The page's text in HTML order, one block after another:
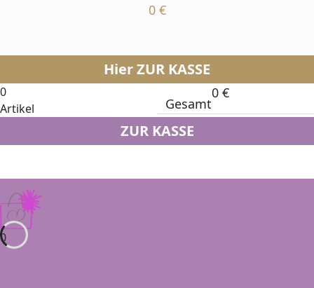
0 €
Hier ZUR KASSE
0
Artikel
Gesamt
0 €
ZUR KASSE
0